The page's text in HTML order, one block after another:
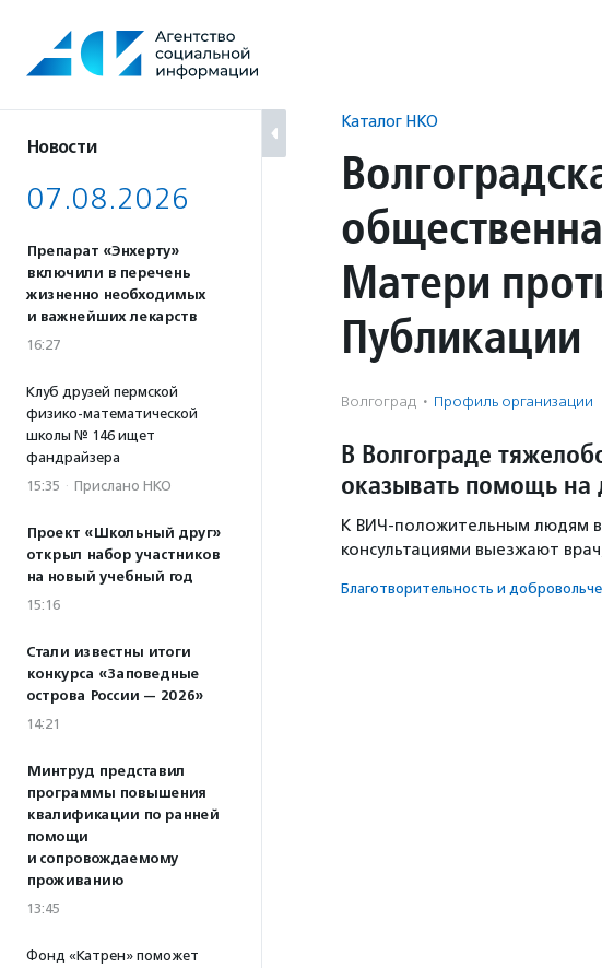
содержанию
Новости
07.08.2026
Препарат «Энхерту»
включили в перечень
жизненно необходимых
и важнейших лекарств
16:27
Клуб друзей пермской
физико-математической
школы № 146 ищет
фандрайзера
15:35 · Прислано НКО
Проект «Школьный друг»
открыл набор участников
на новый учебный год
15:16
Стали известны итоги
конкурса «Заповедные
острова России — 2026»
14:21
Минтруд представил
программы повышения
квалификации по ранней
помощи
и сопровождаемому
проживанию
13:45
Фонд «Катрен» поможет
Каталог НКО
Матери
Публикации
Волгоград · Профиль организации
В Волгограде
оказывать помощь на
К ВИЧ-положительным людям
консультациями выезжают
Благотвори­тель­ность и